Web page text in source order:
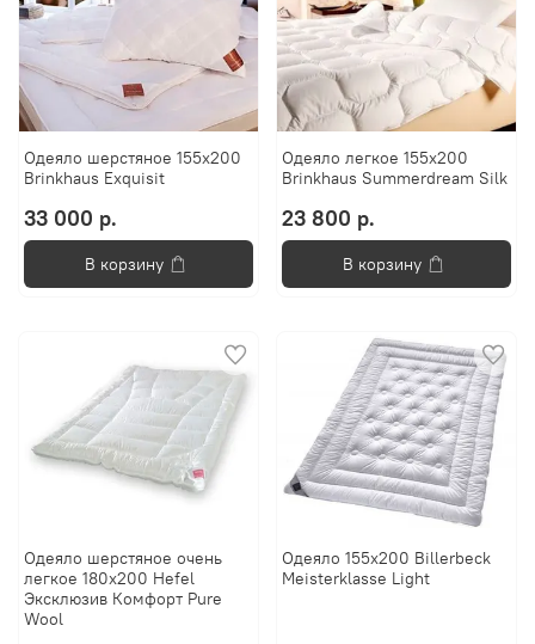
Одеяло шерстяное 155х200
Brinkhaus Exquisit
33 000 р.
В корзину
Одеяло легкое 155х200
Brinkhaus Summerdream Silk
23 800 р.
В корзину
Одеяло шерстяное очень
легкое 180х200 Hefel
Эксклюзив Комфорт Pure
Wool
Одеяло 155х200 Billerbeck
Meisterklasse Light